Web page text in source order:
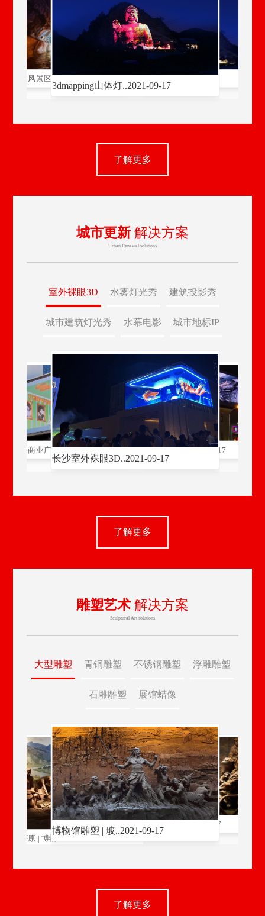
软件开发著作权
平方项目施工经验
没有中间商环节
软件开发著作权
3dmapping山体灯..2021-09-17
六洞山风景区溶.. 2021-09-17
了解更多
城市更新 解决方案
Urban Renewal solutions
室外裸眼3D 水雾灯光秀 建筑投影秀
城市建筑灯光秀 水幕电影 城市地标IP
长沙室外裸眼3D..2021-09-17
商业地产裸眼3D..2021-09-17网红打卡地新
步步高商业广场..2021-09-17
了解更多
雕塑艺术解决方案
Sculptural Art solutions
大型雕塑 青铜雕塑 不锈钢雕塑 浮雕雕塑
石雕雕塑 展馆蜡像
博物馆雕塑 | 玻..2021-09-17
2021-09-17博物馆雕塑 |
场景还原 | 博物..
了解更多